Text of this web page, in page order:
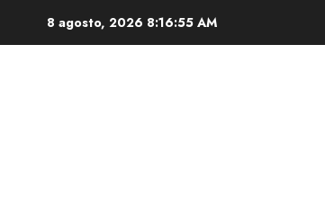
8 agosto, 2026 8:16:55 AM